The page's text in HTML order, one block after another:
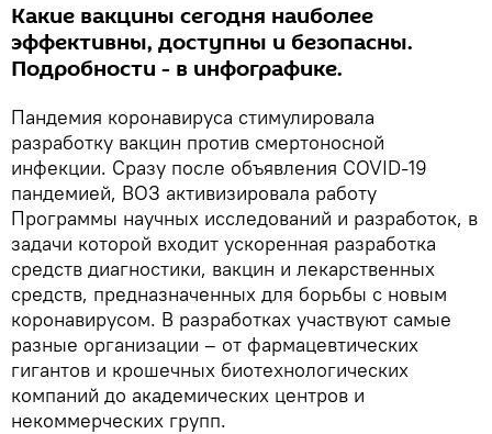
Какие вакцины сегодня наиболее
эффективны, доступны и безопасны.
Подробности - в инфографике.
Пандемия коронавируса стимулировала
разработку вакцин против смертоносной
инфекции. Сразу после объявления COVID-19
пандемией, ВОЗ активизировала работу
Программы научных исследований и разработок, в
задачи которой входит ускоренная разработка
средств диагностики, вакцин и лекарственных
средств, предназначенных для борьбы с новым
коронавирусом. В разработках участвуют самые
разные организации – от фармацевтических
гигантов и крошечных биотехнологических
компаний до академических центров и
некоммерческих групп.